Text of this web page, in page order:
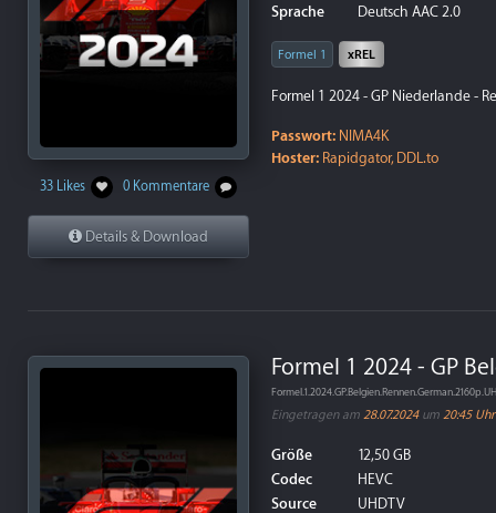
33 Likes 0 Kommentare
Details & Download
Sprache
Deutsch AAC 2.0
Formel 1 xREL
Formel 1 2024 - GP Niederlande -
Passwort: NIMA4K
Hoster: Rapidgator, DDL.to
Formel 1 2024 - GP
Eingetragen am 28.07.2024um 20:45 Uhr
Größe
12,50 GB
Codec
HEVC
Source
UHDTV